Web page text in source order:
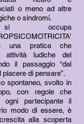
o meno ad altre
o sindromi.
occupa
è una pratica che
attività ludiche del
il passaggio “dal
di pensare”.
spontaneo, svolto in
con regole che
ogni partecipante il
modo di essere, è
alla scoperta